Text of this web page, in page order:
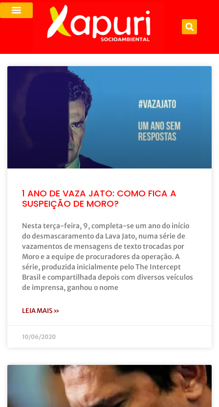
1 ANO DE VAZA JATO: COMO FICA A
SUSPEIÇÃO DE MORO?
Nesta terça-feira, 9, completa-se um ano do início
do desmascaramento da Lava Jato, numa série de
vazamentos de mensagens de texto trocadas por
Moro e a equipe de procuradores da operação. A
série, produzida inicialmente pelo The Intercept
Brasil e compartilhada depois com diversos veículos
de imprensa, ganhou o nome
LEIA MAIS »
10/06/2020